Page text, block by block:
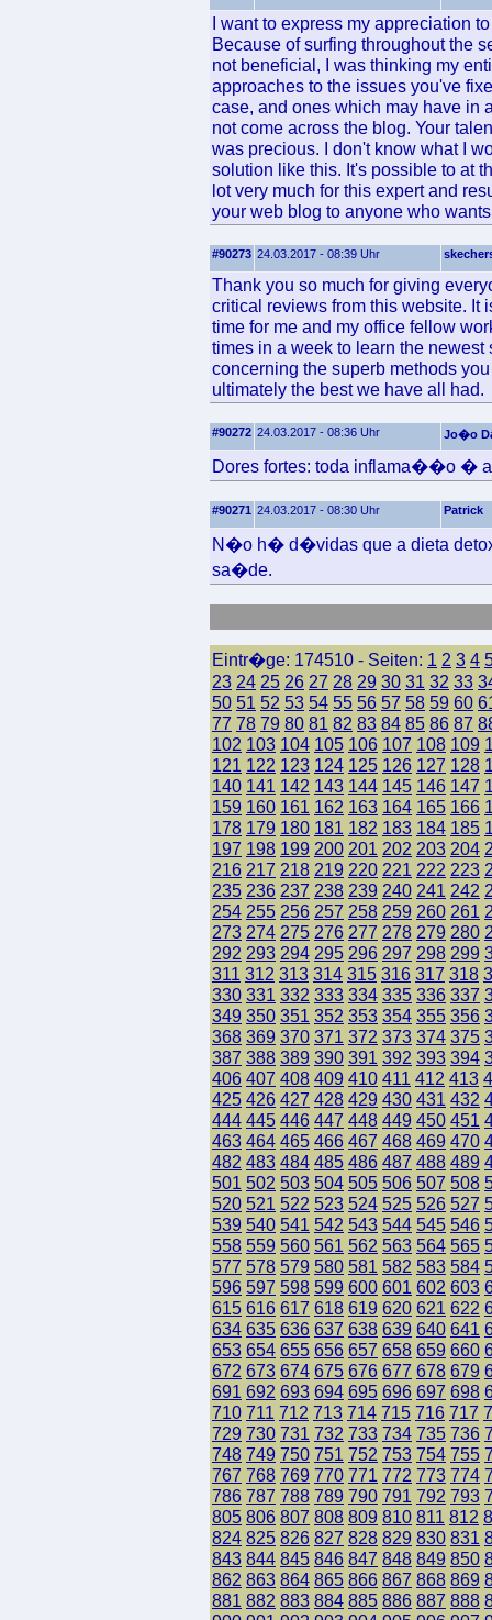
I want to express my appreciation
Because of surfing throughout the
not beneficial, I was thinking my
approaches to the issues you've
case, and ones which may have in
not come across the blog. Your
was precious. I don't know what I
solution like this. It's possible to at
lot very much for this expert and
your web blog to anyone who
#90273 24.03.2017 - 08:39 Uhr
Thank you so much for giving
critical reviews from this website. It
time for me and my office fellow
times in a week to learn the
concerning the superb methods
ultimately the best we have all had.
#90272 24.03.2017 - 08:36 Uhr Jo�o
Dores fortes: toda inflama��o �
#90271 24.03.2017 - 08:30 Uhr Patrick
N�o h� d�vidas que a dieta
sa�de.
Eintr�ge: 174510 - Seiten: 1 2 3 4
23 24 25 26 27 28 29 30 31 32 33
50 51 52 53 54 55 56 57 58 59 60
77 78 79 80 81 82 83 84 85 86 87
102 103 104 105 106 107 108 109
121 122 123 124 125 126 127 128
140 141 142 143 144 145 146 147
159 160 161 162 163 164 165 166
178 179 180 181 182 183 184 185
197 198 199 200 201 202 203 204
216 217 218 219 220 221 222 223
235 236 237 238 239 240 241 242
254 255 256 257 258 259 260 261
273 274 275 276 277 278 279 280
292 293 294 295 296 297 298 299
311 312 313 314 315 316 317 318
330 331 332 333 334 335 336 337
349 350 351 352 353 354 355 356
368 369 370 371 372 373 374 375
387 388 389 390 391 392 393 394
406 407 408 409 410 411 412 413
425 426 427 428 429 430 431 432
444 445 446 447 448 449 450 451
463 464 465 466 467 468 469 470
482 483 484 485 486 487 488 489
501 502 503 504 505 506 507 508
520 521 522 523 524 525 526 527
539 540 541 542 543 544 545 546
558 559 560 561 562 563 564 565
577 578 579 580 581 582 583 584
596 597 598 599 600 601 602 603
615 616 617 618 619 620 621 622
634 635 636 637 638 639 640 641
653 654 655 656 657 658 659 660
672 673 674 675 676 677 678 679
691 692 693 694 695 696 697 698
710 711 712 713 714 715 716 717
729 730 731 732 733 734 735 736
748 749 750 751 752 753 754 755
767 768 769 770 771 772 773 774
786 787 788 789 790 791 792 793
805 806 807 808 809 810 811 812
824 825 826 827 828 829 830 831
843 844 845 846 847 848 849 850
862 863 864 865 866 867 868 869
881 882 883 884 885 886 887 888